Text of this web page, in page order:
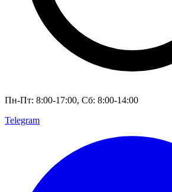
Пн-Пт: 8:00-17:00, Сб: 8:00-14:00
Telegram